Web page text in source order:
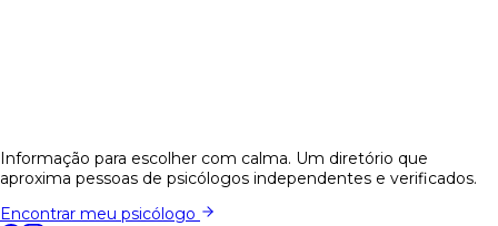
Informação para escolher com calma. Um diretório que
aproxima pessoas de psicólogos independentes e verificados.
Encontrar meu psicólogo